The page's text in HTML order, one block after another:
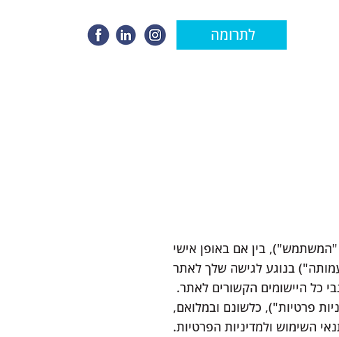
לתרומה
בין אם באופן אישי
בנוגע לגישה שלך לאתר
כל היישומים הקשורים לאתר.
פרטיות"), כלשונם ובמלואם,
השימוש ולמדיניות הפרטיות.